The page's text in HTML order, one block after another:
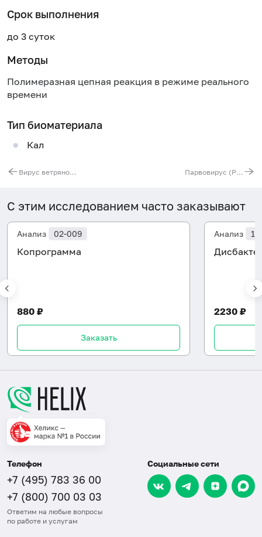
Срок выполнения
до 3 суток
Методы
Полимеразная цепная реакция в режиме реального
времени
Тип биоматериала
Кал
Вирус ветряной оспы (Varicella Zoster Virus), ДНК [реал-тайм ПЦР] Парвовирус (Parvovirus B19), ДНК [реал-тайм ПЦР]
С этим исследованием часто заказывают
Анализ 02-009
Копрограмма
880 ₽
Заказать
Анализ
2230 ₽
Телефон
+7 (495) 783 36 00
+7 (800) 700 03 03
Ответим на любые вопросы
по работе и услугам
Социальные сети